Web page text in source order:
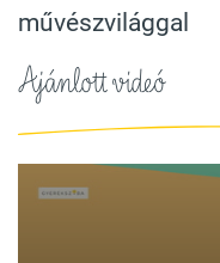
művészvilággal
Ajánlott videó